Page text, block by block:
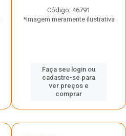
Código: 46791
*Imagem meramente ilustrativa
Faça seu login ou
cadastre-se para
ver preços e
comprar